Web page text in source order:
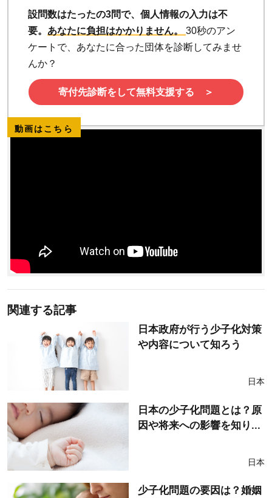
設問数はたったの3問で、個人情報の入力は不
要。 あなたに負担はかかりません。 30秒のアン
ケートで、あなたに合った団体を診断してみませ
んか？
寄付先診断をして無料支援する ＞
動画はこちら
関連する記事
日本政府が行う少子化対策
や内容について知ろう
日本
日本の少子化問題とは？原
因や将来への影響を知り...
日本
少子化問題の要因は？婚姻